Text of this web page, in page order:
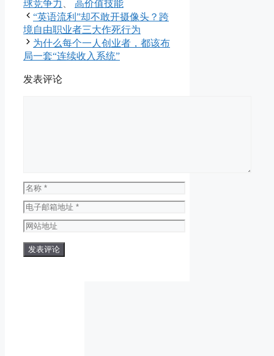
类 签
球竞争力
高价值技能
“英语流利”却不敢开摄像头？跨
境自由职业者三大作死行为
为什么每个一人创业者，都该布
局一套“连续收入系统”
发表评论
名
称
电
子
邮
箱
地
网
地